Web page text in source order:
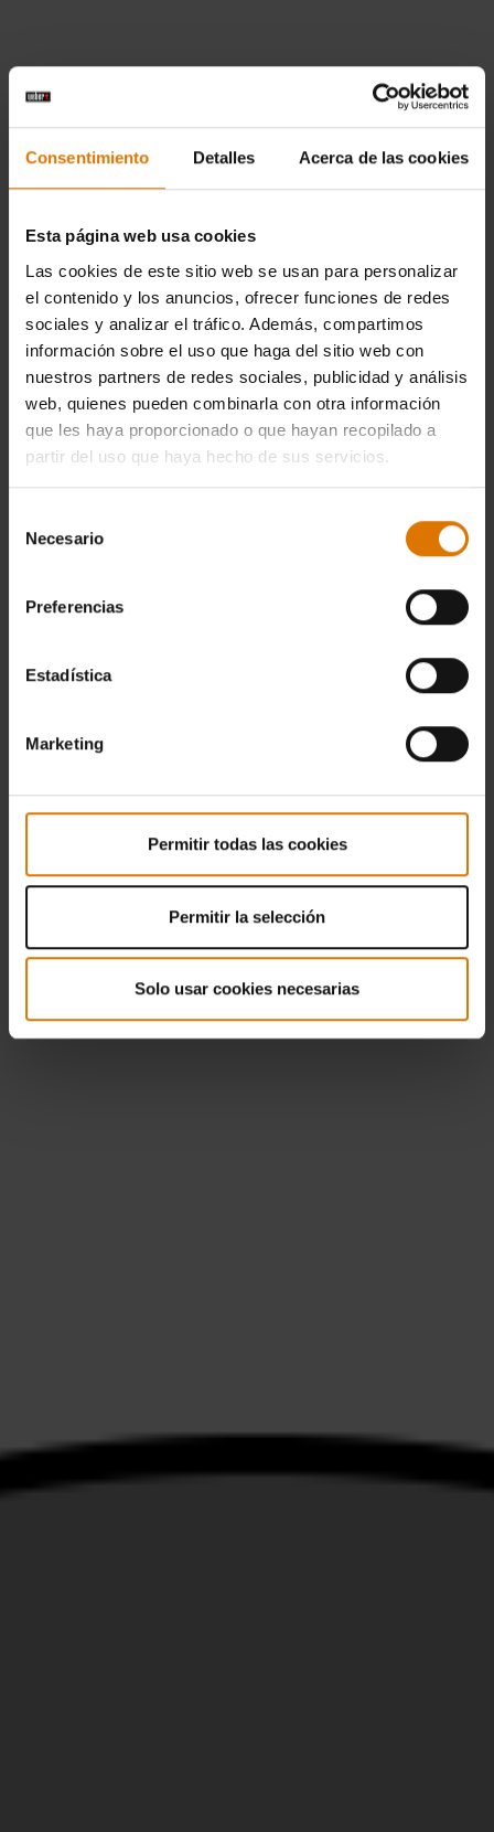
Consentimiento Detalles Acerca de las cookies
Esta página web usa cookies
Las cookies de este sitio web se usan para personalizar
el contenido y los anuncios, ofrecer funciones de redes
sociales y analizar el tráfico. Además, compartimos
información sobre el uso que haga del sitio web con
nuestros partners de redes sociales, publicidad y análisis
web, quienes pueden combinarla con otra información
que les haya proporcionado o que hayan recopilado a
partir del uso que haya hecho de sus servicios.
Necesario
Preferencias
Estadística
Marketing
Permitir todas las cookies
Permitir la selección
Solo usar cookies necesarias